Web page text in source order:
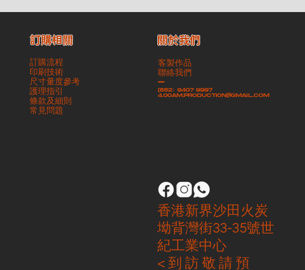
訂購流程
印刷技術
尺寸量度參考
護理指引
條款及細則
​常見問題
訂購相關
客製作品
聯絡我們
-
(852）9407 9997
4.00am.production@gmail.com
​關於我們
香港新界沙田火炭
坳背灣街33-35號世
紀工業中心
< 到 訪 敬 請 預